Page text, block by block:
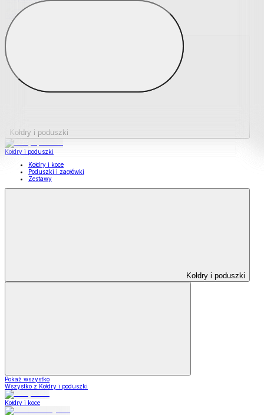
Podkładki na materace
Materace nawierzchniowe
Kołdry i poduszki
Kołdry i poduszki
Kołdry i koce
Poduszki i zagłówki
Zestawy
Kołdry i poduszki
Pokaż wszystko
Wszystko z Kołdry i poduszki
Kołdry i koce